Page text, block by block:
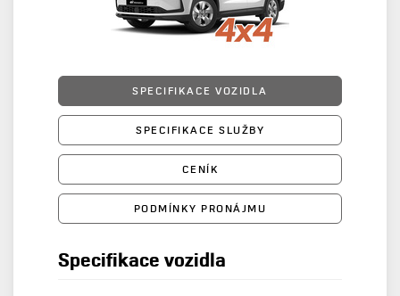
SPECIFIKACE VOZIDLA
SPECIFIKACE SLUŽBY
CENÍK
PODMÍNKY PRONÁJMU
Specifikace vozidla